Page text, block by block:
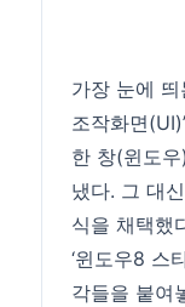
가장 눈에 띄
조작화면
한 창(윈도
냈다. 그 대
식을 채택했
‘윈도우8 스
각들을 붙여